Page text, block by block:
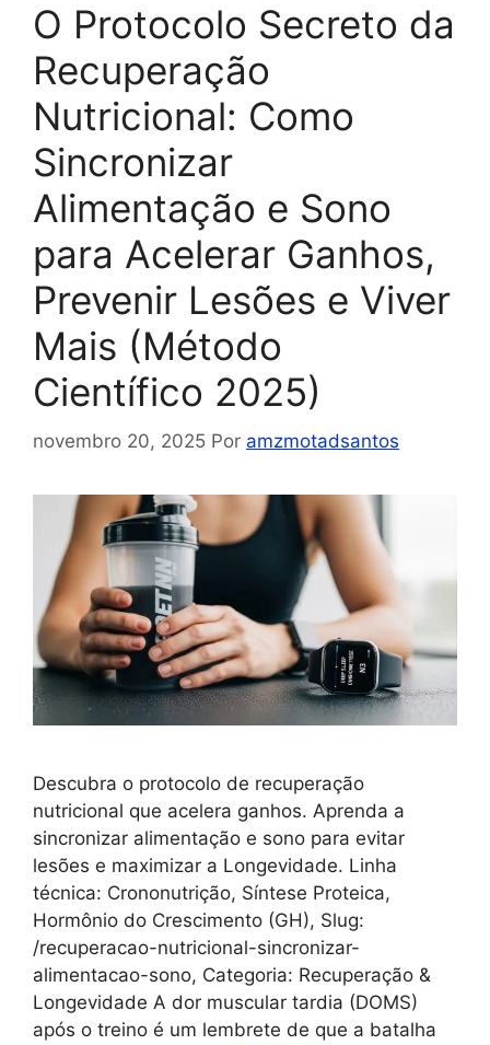
O Protocolo Secreto da
Recuperação
Nutricional: Como
Sincronizar
Alimentação e Sono
para Acelerar Ganhos,
Prevenir Lesões e Viver
Mais (Método
Científico 2025)
novembro 20, 2025 Por amzmotadsantos
Descubra o protocolo de recuperação
nutricional que acelera ganhos. Aprenda a
sincronizar alimentação e sono para evitar
lesões e maximizar a Longevidade. Linha
técnica: Crononutrição, Síntese Proteica,
Hormônio do Crescimento (GH), Slug:
/recuperacao-nutricional-sincronizar-
alimentacao-sono, Categoria: Recuperação &
Longevidade A dor muscular tardia (DOMS)
após o treino é um lembrete de que a batalha